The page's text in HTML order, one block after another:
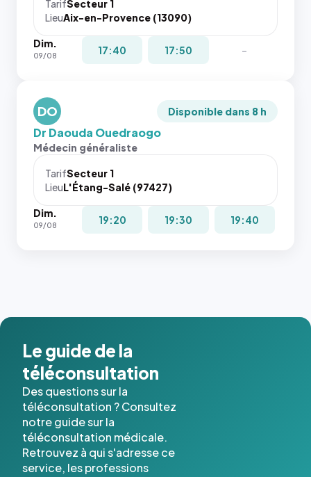
navigateur
pas la
place, et
les trois
dernières
images de
l'annuaire
dans ce
cas. #}
TarifSecteur 1
LieuAix-en-Provence (13090)
Dim.
09/08 17:40 17:50 -
DO Disponible dans 8 h
Dr Daouda Ouedraogo
Médecin généraliste
TarifSecteur 1
LieuL'Étang-Salé (97427)
Dim.
09/08 19:20 19:30 19:40
Le guide de la
téléconsultation
Des questions sur la
téléconsultation ? Consultez
notre guide sur la
téléconsultation médicale.
Retrouvez à qui s'adresse ce
service, les professions